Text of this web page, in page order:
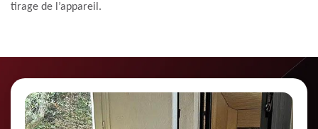
tirage de l’appareil.